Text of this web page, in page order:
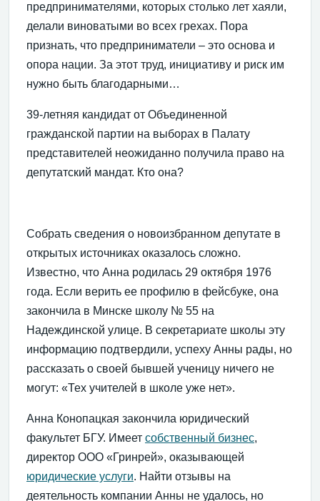
предпринимателями, которых столько лет хаяли,
делали виноватыми во всех грехах. Пора
признать, что предприниматели – это основа и
опора нации. За этот труд, инициативу и риск им
нужно быть благодарными…
39-летняя кандидат от Объединенной
гражданской партии на выборах в Палату
представителей неожиданно получила право на
депутатский мандат. Кто она?
Собрать сведения о новоизбранном депутате в
открытых источниках оказалось сложно.
Известно, что Анна родилась 29 октября 1976
года. Если верить ее профилю в фейсбуке, она
закончила в Минске школу № 55 на
Надеждинской улице. В секретариате школы эту
информацию подтвердили, успеху Анны рады, но
рассказать о своей бывшей ученицу ничего не
могут: «Тех учителей в школе уже нет».
Анна Конопацкая закончила юридический
факультет БГУ. Имеет собственный бизнес,
директор ООО «Гринрей», оказывающей
юридические услуги. Найти отзывы на
деятельность компании Анны не удалось, но